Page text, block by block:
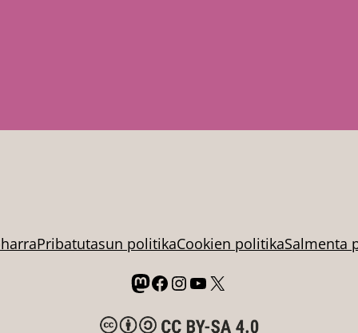
Pribatutasun politikaCookien politikaSalmenta
Mastodon
Facebook
Instagram
YouTube
X